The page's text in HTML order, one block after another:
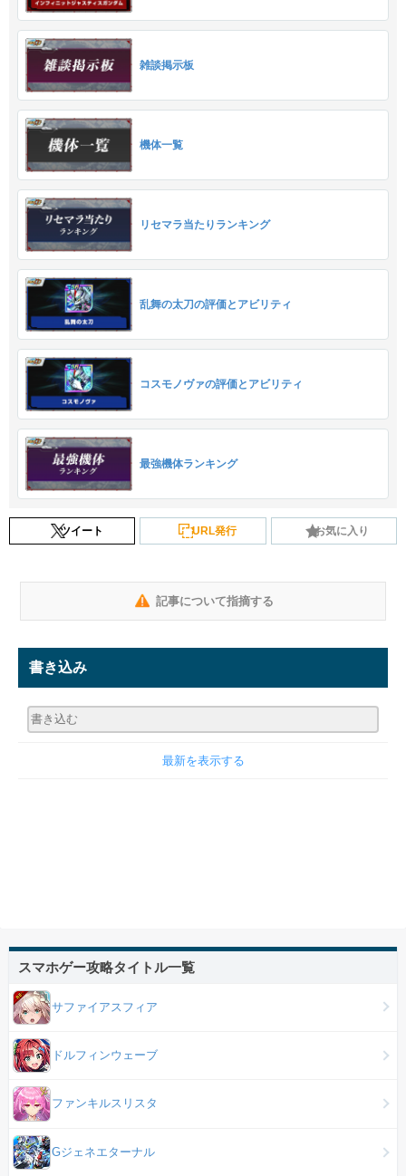
雑談掲示板
機体一覧
リセマラ当たりランキング
乱舞の太刀の評価とアビリティ
コスモノヴァの評価とアビリティ
最強機体ランキング
ツイート URL発行 お気に入り
記事について指摘する
書き込み
最新を表示する
スマホゲー攻略タイトル一覧
サファイアスフィア
ドルフィンウェーブ
ファンキルスリスタ
Gジェネエターナル